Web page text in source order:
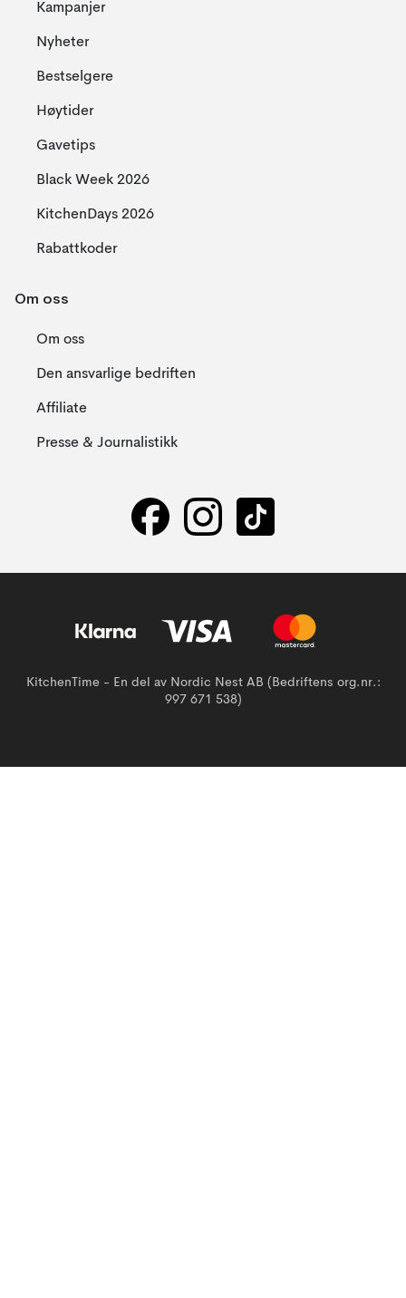
Kampanjer
Nyheter
Bestselgere
Høytider
Gavetips
Black Week 2026
KitchenDays 2026
Rabattkoder
Om oss
Om oss
Den ansvarlige bedriften
Affiliate
Presse & Journalistikk
KitchenTime - En del av Nordic Nest AB (Bedriftens org.nr.:
997 671 538)